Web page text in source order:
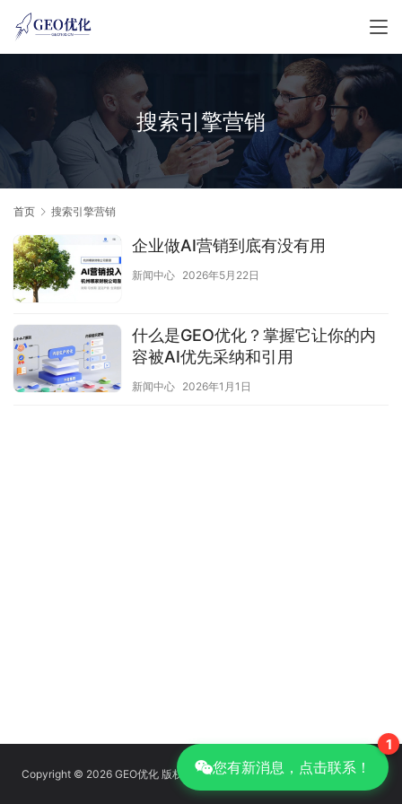
搜索引擎营销
首页 搜索引擎营销
企业做AI营销到底有没有用
新闻中心 2026年5月22日
什么是GEO优化？掌握它让你的内
容被AI优先采纳和引用
新闻中心 2026年1月1日
Copyright © 2026 GEO优化 版权所有京ICP备14039085号-14|GEO优化
1
您有新消息，点击联系！